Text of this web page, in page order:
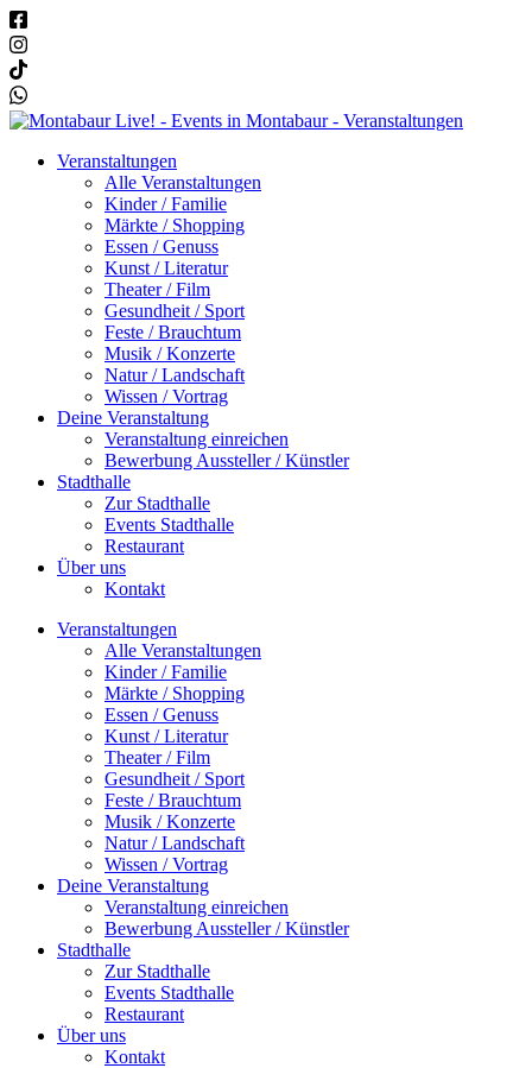
Veranstaltungen
Alle Veranstaltungen
Kinder / Familie
Märkte / Shopping
Essen / Genuss
Kunst / Literatur
Theater / Film
Gesundheit / Sport
Feste / Brauchtum
Musik / Konzerte
Natur / Landschaft
Wissen / Vortrag
Deine Veranstaltung
Veranstaltung einreichen
Bewerbung Aussteller / Künstler
Stadthalle
Zur Stadthalle
Events Stadthalle
Restaurant
Über uns
Kontakt
Veranstaltungen
Alle Veranstaltungen
Kinder / Familie
Märkte / Shopping
Essen / Genuss
Kunst / Literatur
Theater / Film
Gesundheit / Sport
Feste / Brauchtum
Musik / Konzerte
Natur / Landschaft
Wissen / Vortrag
Deine Veranstaltung
Veranstaltung einreichen
Bewerbung Aussteller / Künstler
Stadthalle
Zur Stadthalle
Events Stadthalle
Restaurant
Über uns
Kontakt